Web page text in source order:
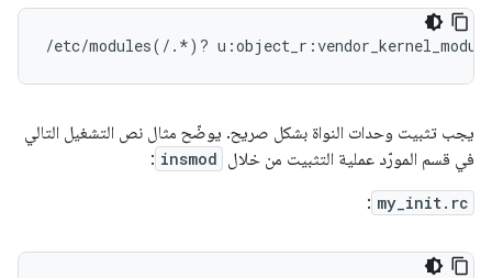
يجب تثبيت وحدات النواة بشكل صريح. يوضّح مثال نص التشغيل التالي
في قسم المورّد عملية التثبيت من خلال insmod
:
my_init.rc
: